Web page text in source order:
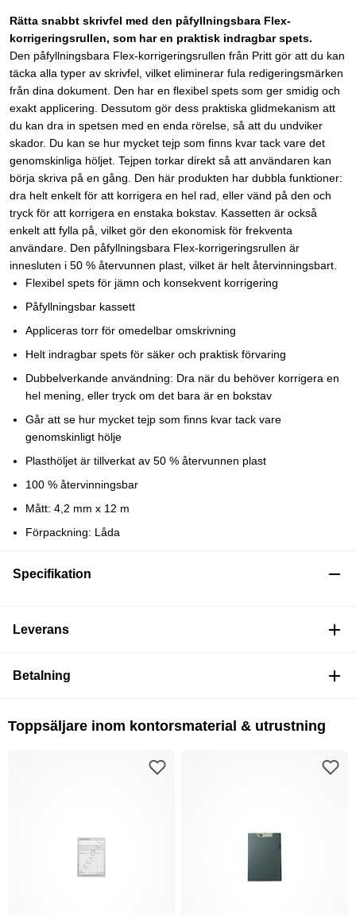
Rätta snabbt skrivfel med den påfyllningsbara Flex-
korrigeringsrullen, som har en praktisk indragbar spets.
Den påfyllningsbara Flex-korrigeringsrullen från Pritt gör att du kan
täcka alla typer av skrivfel, vilket eliminerar fula redigeringsmärken
från dina dokument. Den har en flexibel spets som ger smidig och
exakt applicering. Dessutom gör dess praktiska glidmekanism att
du kan dra in spetsen med en enda rörelse, så att du undviker
skador. Du kan se hur mycket tejp som finns kvar tack vare det
genomskinliga höljet. Tejpen torkar direkt så att användaren kan
börja skriva på en gång. Den här produkten har dubbla funktioner:
dra helt enkelt för att korrigera en hel rad, eller vänd på den och
tryck för att korrigera en enstaka bokstav. Kassetten är också
enkelt att fylla på, vilket gör den ekonomisk för frekventa
användare. Den påfyllningsbara Flex-korrigeringsrullen är
innesluten i 50 % återvunnen plast, vilket är helt återvinningsbart.
Flexibel spets för jämn och konsekvent korrigering
Påfyllningsbar kassett
Appliceras torr för omedelbar omskrivning
Helt indragbar spets för säker och praktisk förvaring
Dubbelverkande användning: Dra när du behöver korrigera en
hel mening, eller tryck om det bara är en bokstav
Går att se hur mycket tejp som finns kvar tack vare
genomskinligt hölje
Plasthöljet är tillverkat av 50 % återvunnen plast
100 % återvinningsbar
Mått: 4,2 mm x 12 m
Förpackning: Låda
Specifikation
Leverans
Betalning
Toppsäljare inom kontorsmaterial & utrustning